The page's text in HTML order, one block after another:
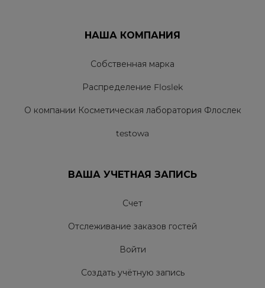
НАША КОМПАНИЯ
Собственная марка
Распределение Floslek
О компании Косметическая лаборатория Флослек
testowa
ВАША УЧЕТНАЯ ЗАПИСЬ
Счет
Отслеживание заказов гостей
Войти
Создать учётную запись